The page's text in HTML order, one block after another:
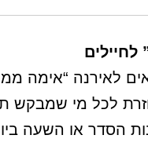
לאירנה “אימה
לכל מי שמבקש
הסדר או השעה